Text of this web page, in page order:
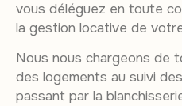
vous déléguez en toute
la gestion locative de
Nous nous chargeons de
des logements au suivi
passant par la